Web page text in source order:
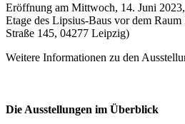
Eröffnung am Mittwoch, 14. Juni
Etage des Lipsius-Baus vor dem
Straße 145, 04277 Leipzig)
Weitere Informationen zu den
Die Ausstellungen im Überblick